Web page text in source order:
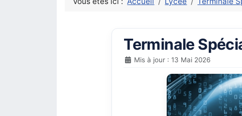
Terminale
Mis à jour : 13 Mai 2026